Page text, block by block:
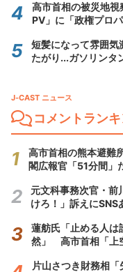
高市首相の被災地
PV」に「政権プロ
短髪になって雰囲気
たがり...ガソリンタ
J-CAST ニュース
コメントラン
高市首相の熊本避難
閣広報官「51分間」
元文科事務次官・前
けろ！」訴えにSNS
蓮舫氏「止める人は
然」 高市首相「上
片山さつき財務相